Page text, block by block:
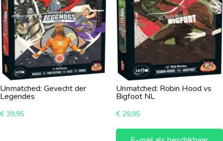
Unmatched: Gevecht der
Legendes
€ 39,95
Unmatched: Robin Hood vs
Bigfoot NL
€29,95